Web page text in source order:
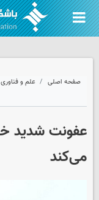
صفحه اصلی علم و فناوری
می‌کند